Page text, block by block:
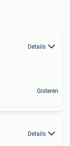
Details
Gisteren
Details